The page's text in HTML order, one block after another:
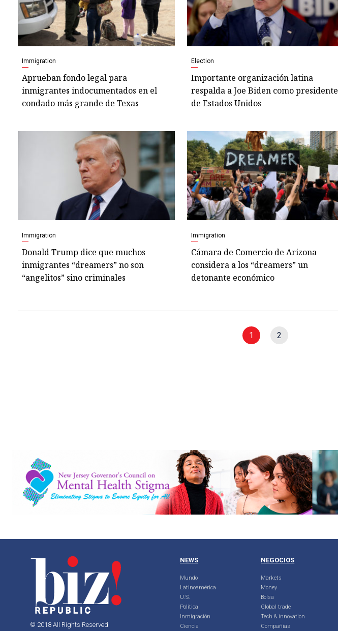
Immigration
Aprueban fondo legal para
inmigrantes indocumentados en el
condado más grande de Texas
Election
Importante organización latina
respalda a Joe Biden como presidente
de Estados Unidos
Immigration
Donald Trump dice que muchos
inmigrantes “dreamers” no son
“angelitos” sino criminales
Immigration
Cámara de Comercio de Arizona
considera a los “dreamers” un
detonante económico
1 2
© 2018 All Rights Reserved
NEWS
Mundo
Latinoamérica
U.S.
Política
Inmigración
Ciencia
NEGOCIOS
Markets
Money
Bolsa
Global trade
Tech & innovation
Compañias